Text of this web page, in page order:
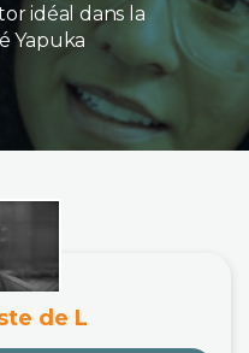
idéal dans la
Yapuka
de L